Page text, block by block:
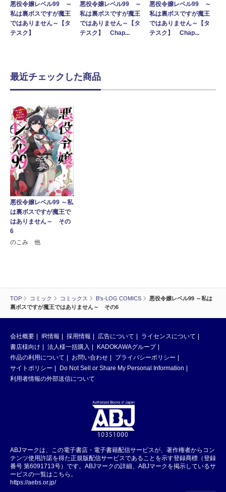
TOP コミック コミックス B's-LOG COMICS
悪役令嬢レベル99 ～私は
裏ボスですが魔王ではありません～ その6
悪役令嬢レベル99 ～
私は裏ボスですが魔王
ではありません～【タ
テスク】
悪役令嬢レベル99 ～
私は裏ボスですが魔王
ではありません～【タ
テスク】 Chap...
悪役令嬢レベル99 ～
私は裏ボスですが魔王
ではありません～【タ
テスク】 Chap...
最近チェックした商品
悪役令嬢レベル99 ～私
は裏ボスですが魔王で
はありません～ その
6
のこみ 他
会社概要 IR情報 採用情報 広告について
ライセンスについて
書店様向け
法人様一括購入
KADOKAWAグループ
作品の利用について
お問い合わせ
プライバシーポリシー
サイトポリシー
Do Not Sell or Share My Personal Information
利用者情報の外部送信について
ABJマークは、この電子書店・電子書籍配信サービスが、著作権者からコン
テンツ使用許諾を得た正規版配信サービスであることを示す登録商標（登録
番号 第6091713号）です。ABJマークの詳細、ABJマークを掲示しているサ
ービスの一覧はこちら。
https://aebs.or.jp/